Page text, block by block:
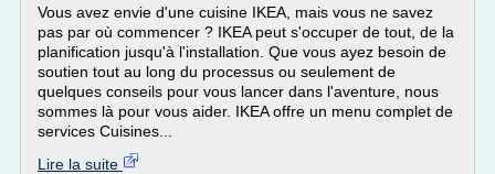
Vous avez envie d'une cuisine IKEA, mais vous ne savez
pas par où commencer ? IKEA peut s'occuper de tout, de la
planification jusqu'à l'installation. Que vous ayez besoin de
soutien tout au long du processus ou seulement de
quelques conseils pour vous lancer dans l'aventure, nous
sommes là pour vous aider. IKEA offre un menu complet de
services Cuisines...
Lire la suite